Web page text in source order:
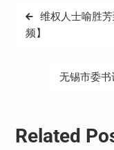
文
章
维权人士喻胜
频】
无锡市委
Related